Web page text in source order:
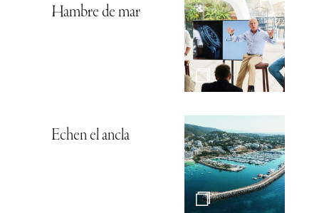
Hambre de mar
Echen el ancla